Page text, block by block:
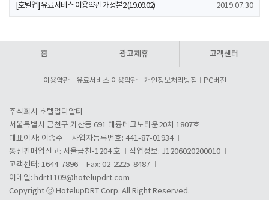
[호텔업] 유료서비스 이용약관 개정본2 (19.09.02) 2019.07.30
홈 광고제휴 고객센터
이용약관 유료서비스 이용약관 개인정보처리방침 PC버전
주식회사 호텔업디알티
서울특별시 금천구 가산동 691 대륭테크노타운20차 1807호
대표이사: 이송주
사업자등록번호: 441-87-01934
통신판매업신고: 서울금천-1204 호
직업정보: J1206020200010
고객센터: 1644-7896
Fax: 02-2225-8487
이메일: hdrt1109@hotelupdrt.com
Copyright ⓒ HotelupDRT Corp. All Right Reserved.